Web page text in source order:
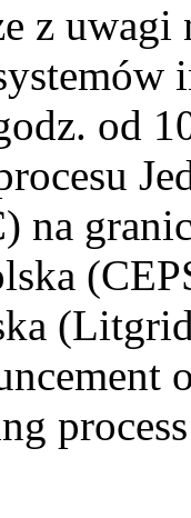
z uwagi
od
na